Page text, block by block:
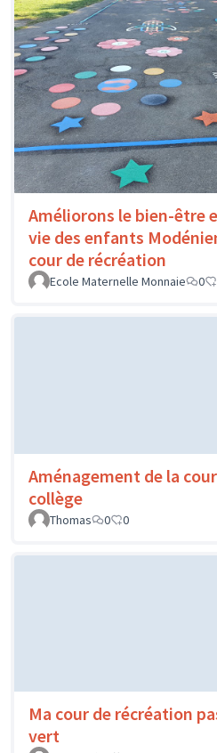
Améliorons le bien-être
vie des enfants
cour de récréation
Ecole Maternelle Monnaie 0
Aménagement de la
collège
Thomas
0 0
Ma cour de récréation
vert